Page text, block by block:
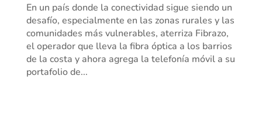
En un país donde la conectividad sigue siendo un
desafío, especialmente en las zonas rurales y las
comunidades más vulnerables, aterriza Fibrazo,
el operador que lleva la fibra óptica a los barrios
de la costa y ahora agrega la telefonía móvil a su
portafolio de...